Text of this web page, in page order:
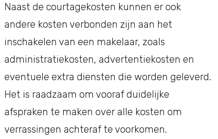
Naast de courtagekosten kunnen er ook
andere kosten verbonden zijn aan het
inschakelen van een makelaar, zoals
administratiekosten, advertentiekosten en
eventuele extra diensten die worden geleverd.
Het is raadzaam om vooraf duidelijke
afspraken te maken over alle kosten om
verrassingen achteraf te voorkomen.